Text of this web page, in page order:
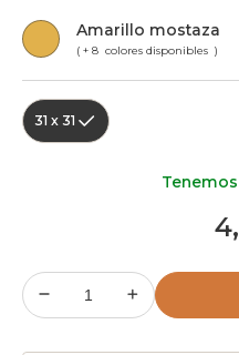
Amarillo mostaza
( + 8 colores disponibles )
31 x 31
4,